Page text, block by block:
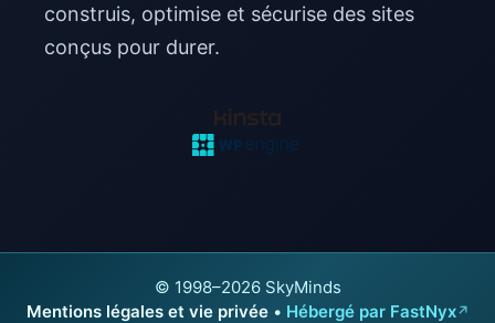
construis, optimise et sécurise des sites
conçus pour durer.
© 1998–2026 SkyMinds
Mentions légales et vie privée • Hébergé par FastNyx